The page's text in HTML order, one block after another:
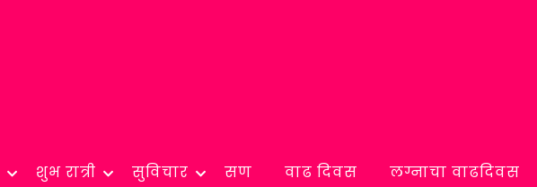
शुभ रात्री सुविचार सण वाढ दिवस
लग्नाचा वाढदिवस